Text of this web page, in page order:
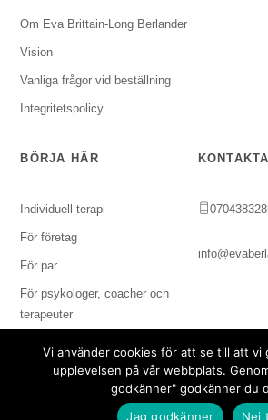
Copyright © 2024 Svenska Imagoinstitutet.
Om Eva Brittain-Long Berlander
Vision
Vanliga frågor vid beställning
Integritetspolicy
BÖRJA HÄR
Individuell terapi
För företag
För par
För psykologer, coacher och
terapeuter
Vi använder cookies för att se till att vi
upplevelsen på vår webbplats.
godkänner" godkänner du
Jag godkänner
Nej